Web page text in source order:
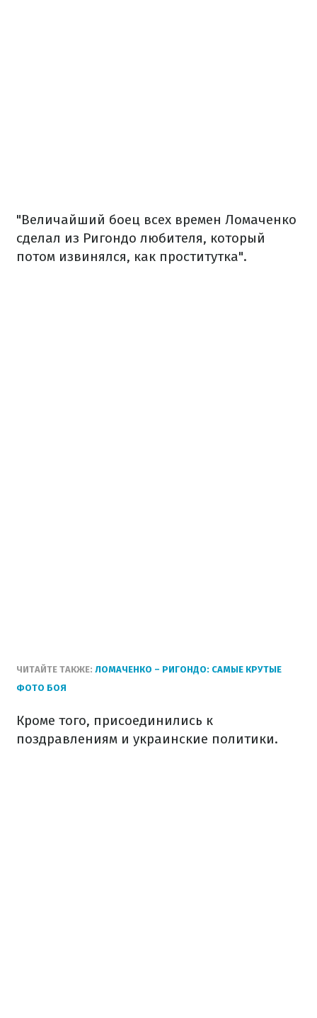
"Величайший боец всех времен Ломаченко
сделал из Ригондо любителя, который
потом извинялся, как проститутка".
ЧИТАЙТЕ ТАКЖЕ: ЛОМАЧЕНКО – РИГОНДО: САМЫЕ КРУТЫЕ
ФОТО БОЯ
Кроме того, присоединились к
поздравлениям и украинские политики.